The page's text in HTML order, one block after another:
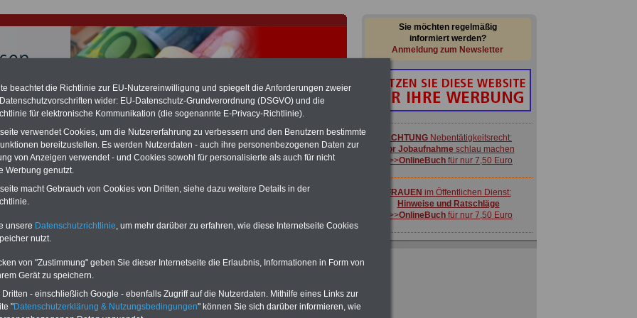
für Beamte & Ruhestandsbeamte (zu geringe Alimentation)
hat die Landesbesoldung von Berlin für die Jahre 2008 bis
erklärt (Berlin muss bis März 2027 eine Neuregelung der
die zun hohen Nachzahlungen führen wird). Auch beim Bund
wird es hohe Nachzahlungen geben (Medienberichten
alle (!) Beamtezwischen mind.
hierzu eine Broschüre heraus, die unmittelbar nach dem Beschluss des
der Bundesregierung vorgelegt wird (wahrscheinlich im Quartal.2026
der Broschüre
mit drei Ratgebern für nur
versorgungsrecht
sowie Beihilferecht in Bund und
DienstZum Komplettpreis von 15 Euro im Jahr
können Sie zehn Bücher als eBook
Sie möchten regelmäßig
informiert werden?
Anmeldung zum Newsletter
ACHTUNG Nebentätigkeitsrecht:
vor Jobaufnahmeschlau machen
>>>OnlineBuch für nur 7,50 Euro
FRAUEN im Öffentlichen Dienst:
Hinweise und Ratschläge
>>>OnlineBuch für nur 7,50 Euro
beachtet die Richtlinie zur EU-Nutzereinwilligung und spiegelt die Anforderungen zweier
wider: EU-Datenschutz-Grundverordnung (DSGVO) und die
für elektronische Kommunikation (die sogenannte E-Privacy-Richtlinie).
verwendet Cookies, um die Nutzererfahrung zu verbessern und den Benutzern bestimmte
bereitzustellen. Es werden Nutzerdaten - auch ihre personenbezogenen Daten zur
von Anzeigen verwendet - und Cookies sowohl für personalisierte als auch für nicht
Werbung genutzt.
macht Gebrauch von Cookies von Dritten, siehe dazu weitere Details in der
unsere Datenschutzrichtlinie , um mehr darüber zu erfahren, wie diese Internetseite Cookies
nutzt.
von "Zustimmung" geben Sie dieser Internetseite die Erlaubnis, Informationen in Form von
Gerät zu speichern.
- einschließlich Google - ebenfalls Zugriff auf die Nutzerdaten. Mithilfe eines Links zur
"Datenschutzerklärung & Nutzungsbedingungen" können Sie sich darüber informieren, wie